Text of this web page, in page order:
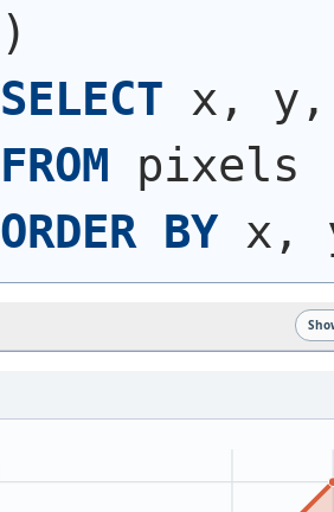
)
SELECT x, y,
FROM pixels
ORDER BY x,